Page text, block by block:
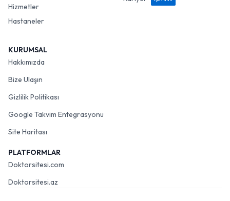
Hizmetler
Hastaneler
KURUMSAL
Hakkımızda
Bize Ulaşın
Gizlilik Politikası
Google Takvim Entegrasyonu
Site Haritası
PLATFORMLAR
Doktorsitesi.com
Doktorsitesi.az